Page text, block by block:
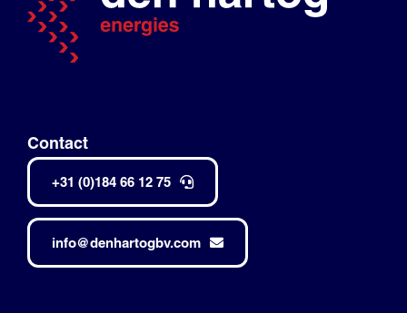
Contact
+31 (0)184 66 12 75
info@denhartogbv.com